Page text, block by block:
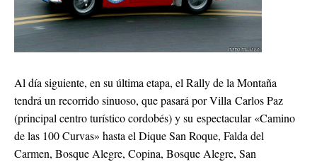
Al día siguiente, en su última etapa, el Rally de la Montaña
tendrá un recorrido sinuoso, que pasará por Villa Carlos Paz
(principal centro turístico cordobés) y su espectacular «Camino
de las 100 Curvas» hasta el Dique San Roque, Falda del
Carmen, Bosque Alegre, Copina, Bosque Alegre, San